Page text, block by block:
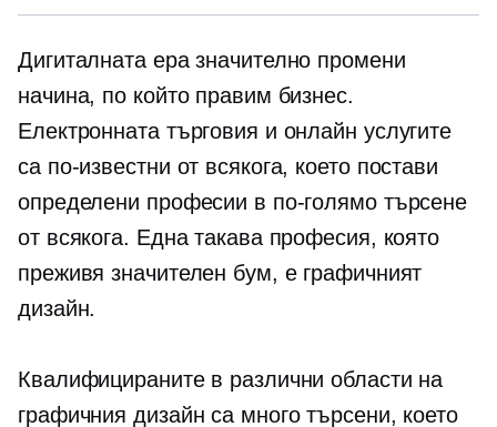
Дигиталната ера значително промени
начина, по който правим бизнес.
Електронната търговия и онлайн услугите
са по-известни от всякога, което постави
определени професии в по-голямо търсене
от всякога. Една такава професия, която
преживя значителен бум, е графичният
дизайн.
Квалифицираните в различни области на
графичния дизайн са много търсени, което